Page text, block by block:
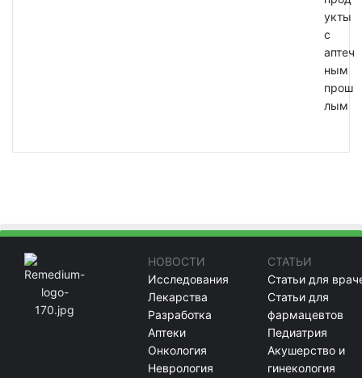
укты
с
аптеч
ным
прош
лым
НОВОСТИ
Исследования
Лекарства
Разработка
Аптеки
Онкология
Неврология
СТАТЬИ
Статьи для
Статьи для
фармацевтов
Педиатрия
Акушерство и
гинекология